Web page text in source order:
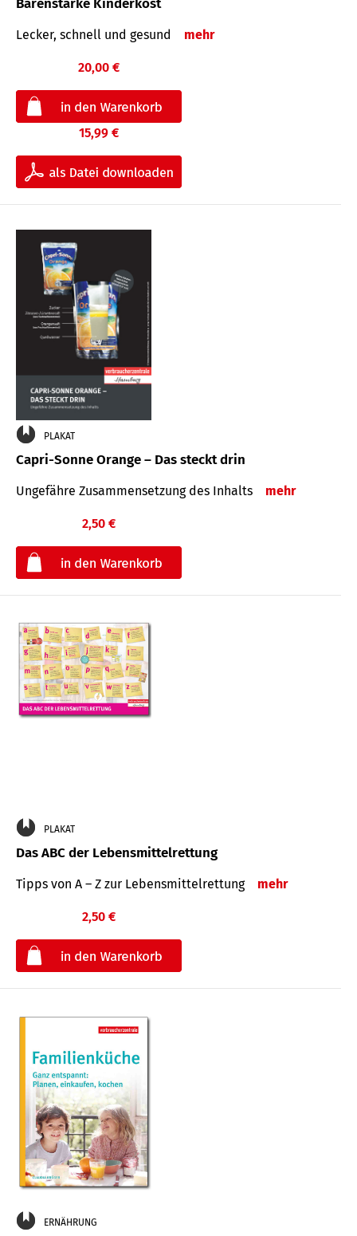
Lecker, schnell und gesund mehr
20,00 €
15,99 €
PLAKAT
Capri-Sonne Orange – Das steckt drin
Ungefähre Zu­sammen­setzung des Inhalts mehr
2,50 €
PLAKAT
Das ABC der Lebensmittelrettung
Tipps von A – Z zur Lebensmittelrettung mehr
2,50 €
ERNÄHRUNG